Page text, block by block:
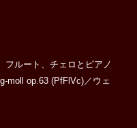
ルート、チェロとピアノ
moll op.63 (PfFlVc)／ウェ